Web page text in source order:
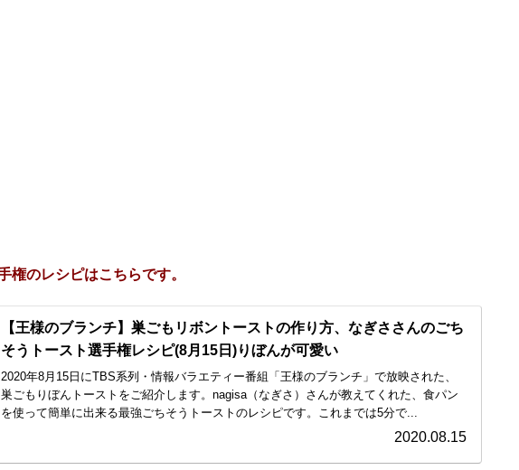
のレシピはこちらです。
【王様のブランチ】巣ごもリボントーストの作り方、なぎささんのごち
そうトースト選手権レシピ(8月15日)りぼんが可愛い
2020年8月15日にTBS系列・情報バラエティー番組「王様のブランチ」で放映された、
巣ごもりぼんトーストをご紹介します。nagisa（なぎさ）さんが教えてくれた、食パン
を使って簡単に出来る最強ごちそうトーストのレシピです。これまでは5分で...
2020.08.15